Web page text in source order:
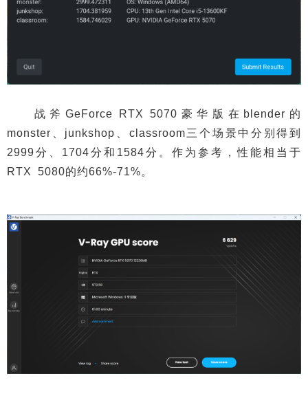
战斧GeForce RTX 5070豪华版在blender的
monster、junkshop、classroom三个场景中分别得到
2999分、1704分和1584分。作为参考，性能相当于
RTX 5080的约66%-71%。